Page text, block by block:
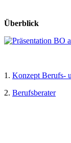
Überblick
1. Konzept Berufs-
2. Berufsberater